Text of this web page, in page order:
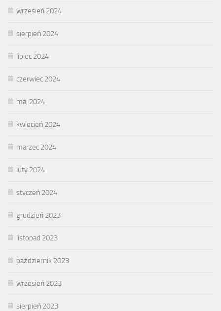
wrzesień 2024
sierpień 2024
lipiec 2024
czerwiec 2024
maj 2024
kwiecień 2024
marzec 2024
luty 2024
styczeń 2024
grudzień 2023
listopad 2023
październik 2023
wrzesień 2023
sierpień 2023